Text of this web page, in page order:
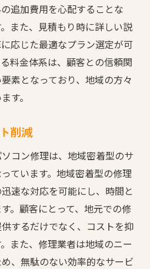
追加費用を心配することな
また、見積もり時に詳しい説
応じた最適なプラン選定が可
料金体系は、顧客との信頼関
素となっており、地域の方々
す。
削減
コン修理は、地域密着型のサ
ています。地域密着型の修理
速な対応を可能にし、時間と
。顧客にとって、地元での修
するだけでなく、コストを抑
また、修理業者は地域のニー
、無駄のない効率的なサービ